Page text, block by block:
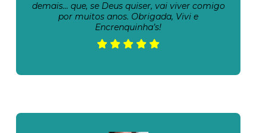
demais… que, se Deus quiser, vai viver comigo
por muitos anos. Obrigada, Vivi e
Encrenquinha’s!